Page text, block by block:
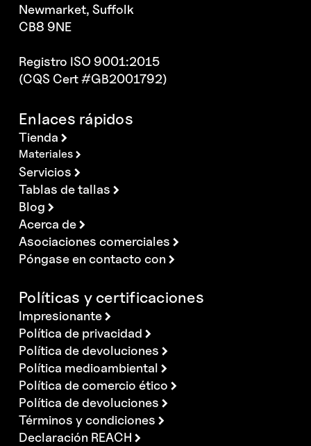
Newmarket, Suffolk
CB8 9NE
Registro ISO 9001:2015
(CQS Cert #GB2001792)
Enlaces rápidos
Tienda
Materiales
Servicios
Tablas de tallas
Blog
Acerca de
Asociaciones comerciales
Póngase en contacto con
Políticas y certificaciones
Impresionante
Política de privacidad
Política de devoluciones
Política medioambiental
Política de comercio ético
Política de devoluciones
Términos y condiciones
Declaración REACH